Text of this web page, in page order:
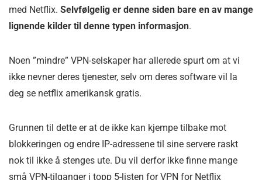
med Netflix. Selvfølgelig er denne siden bare en av mange
lignende kilder til denne typen informasjon.
Noen ”mindre” VPN-selskaper har allerede spurt om at vi
ikke nevner deres tjenester, selv om deres software vil la
deg se netflix amerikansk gratis.
Grunnen til dette er at de ikke kan kjempe tilbake mot
blokkeringen og endre IP-adressene til sine servere raskt
nok til ikke å stenges ute. Du vil derfor ikke finne mange
små VPN-tilganger i topp 5-listen for VPN for Netflix